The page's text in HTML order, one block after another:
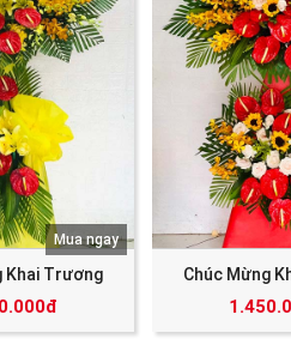
Khai Trương
Mua ngay
Chúc Mừng